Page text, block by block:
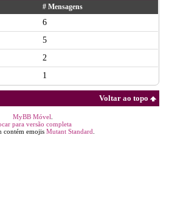
# Mensagens
6
5
2
1
Voltar ao topo
MyBB Móvel
para versão completa
contém emojis Mutant Standard